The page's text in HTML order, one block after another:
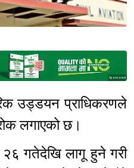
Sponsored
उड्डयन प्राधिकरणले
लगाएको छ।
२६ गतेदेखि लागू हुने गरी